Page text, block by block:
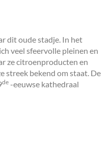
dit oude stadje. In het
veel sfeervolle pleinen en
ze citroenproducten en
streek bekend om staat. De
de -eeuwse kathedraal